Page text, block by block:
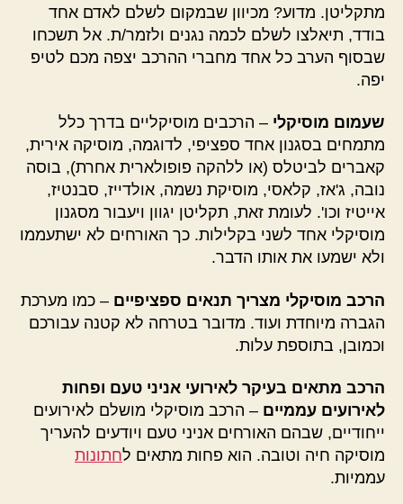
מתקליטן. מדוע? מכיוון שבמקום לשלם לאדם אחד
בודד, תיאלצו לשלם לכמה נגנים ולזמר/ת. אל תשכחו
שבסוף הערב כל אחד מחברי ההרכב יצפה מכם לטיפ
יפה.
שעמום מוסיקלי – הרכבים מוסיקליים בדרך כלל
מתמחים בסגנון אחד ספציפי, לדוגמה, מוסיקה אירית,
קאברים לביטלס (או ללהקה פופולארית אחרת), בוסה
נובה, ג'אז, קלאסי, מוסיקת נשמה, אולדייז, סבנטיז,
אייטיז וכו'. לעומת זאת, תקליטן יגוון ויעבור מסגנון
מוסיקלי אחד לשני בקלילות. כך האורחים לא ישתעממו
ולא ישמעו את אותו הדבר.
הרכב מוסיקלי מצריך תנאים ספציפיים – כמו מערכת
הגברה מיוחדת ועוד. מדובר בטרחה לא קטנה עבורכם
וכמובן, בתוספת עלות.
הרכב מתאים בעיקר לאירועי אניני טעם ופחות
לאירועים עממיים – הרכב מוסיקלי מושלם לאירועים
ייחודיים, שבהם האורחים אניני טעם ויודעים להעריך
מוסיקה חיה וטובה. הוא פחות מתאים לחתונות
עממיות.